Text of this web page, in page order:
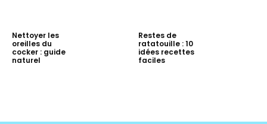
Nettoyer les
oreilles du
cocker : guide
naturel
Restes de
ratatouille : 10
idées recettes
faciles